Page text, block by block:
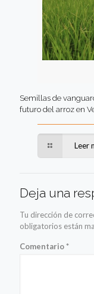
Semillas de
futuro del arroz en
Leer
Deja una
Tu dirección de
obligatorios están
Comentario*